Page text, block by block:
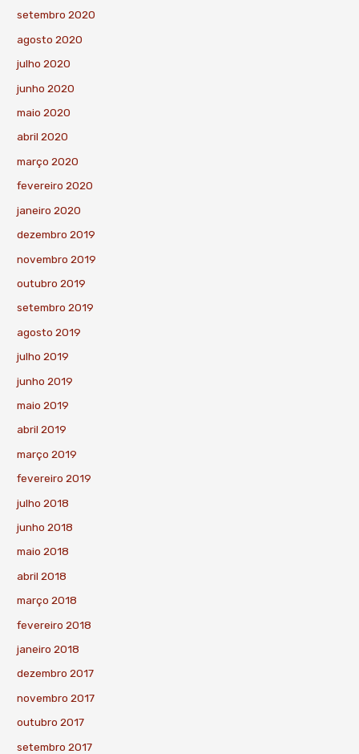
setembro 2020
agosto 2020
julho 2020
junho 2020
maio 2020
abril 2020
março 2020
fevereiro 2020
janeiro 2020
dezembro 2019
novembro 2019
outubro 2019
setembro 2019
agosto 2019
julho 2019
junho 2019
maio 2019
abril 2019
março 2019
fevereiro 2019
julho 2018
junho 2018
maio 2018
abril 2018
março 2018
fevereiro 2018
janeiro 2018
dezembro 2017
novembro 2017
outubro 2017
setembro 2017